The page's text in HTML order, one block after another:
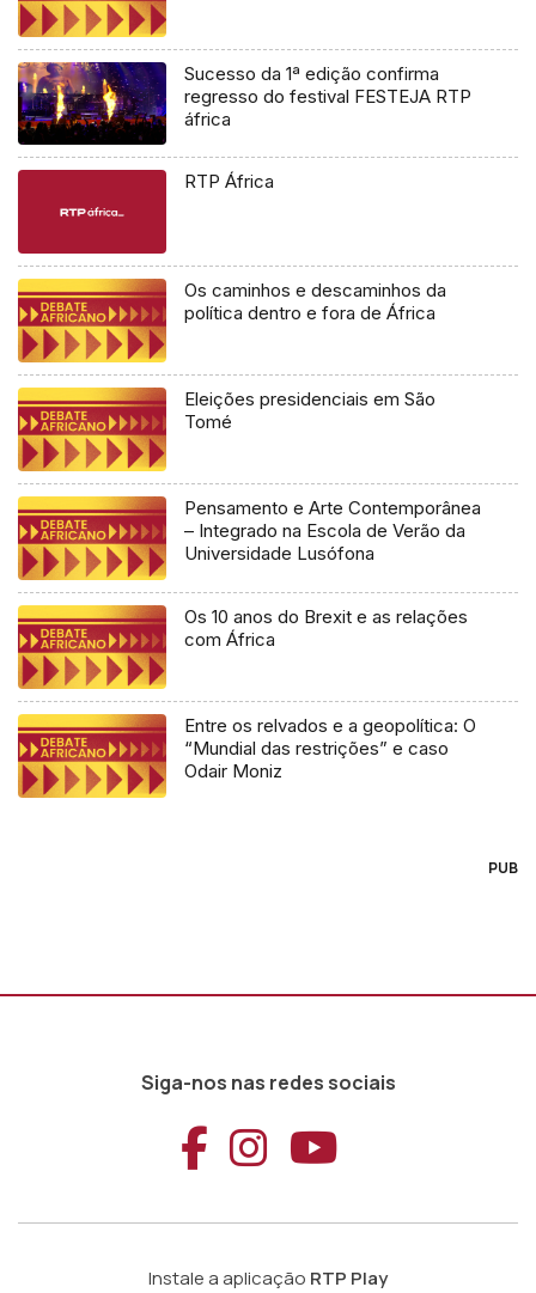
Sucesso da 1ª edição confirma
regresso do festival FESTEJA RTP
áfrica
RTP África
Os caminhos e descaminhos da
política dentro e fora de África
Eleições presidenciais em São
Tomé
Pensamento e Arte Contemporânea
– Integrado na Escola de Verão da
Universidade Lusófona
Os 10 anos do Brexit e as relações
com África
Entre os relvados e a geopolítica: O
“Mundial das restrições” e caso
Odair Moniz
PUB
Siga-nos nas redes sociais
Aceder ao
Aceder ao
Aceder
Instale a aplicação RTP Play